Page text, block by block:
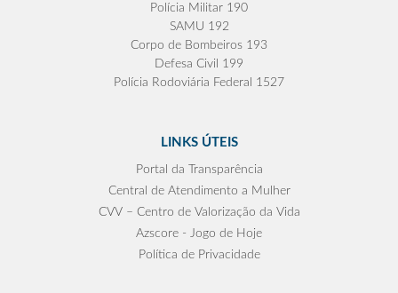
Polícia Militar 190
SAMU 192
Corpo de Bombeiros 193
Defesa Civil 199
Polícia Rodoviária Federal 1527
LINKS ÚTEIS
Portal da Transparência
Central de Atendimento a Mulher
CVV – Centro de Valorização da Vida
Azscore - Jogo de Hoje
Política de Privacidade